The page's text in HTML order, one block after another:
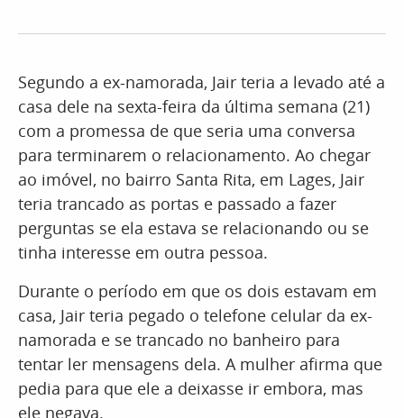
Segundo a ex-namorada, Jair teria a levado até a
casa dele na sexta-feira da última semana (21)
com a promessa de que seria uma conversa
para terminarem o relacionamento. Ao chegar
ao imóvel, no bairro Santa Rita, em Lages, Jair
teria trancado as portas e passado a fazer
perguntas se ela estava se relacionando ou se
tinha interesse em outra pessoa.
Durante o período em que os dois estavam em
casa, Jair teria pegado o telefone celular da ex-
namorada e se trancado no banheiro para
tentar ler mensagens dela. A mulher afirma que
pedia para que ele a deixasse ir embora, mas
ele negava.